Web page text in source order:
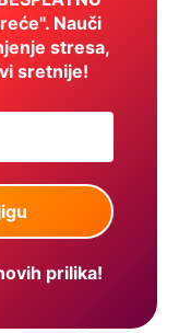
Nauči
stresa,
sretnije!
prilika!